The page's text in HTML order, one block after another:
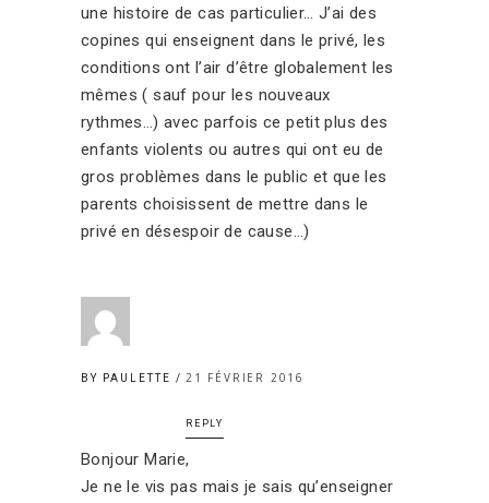
une histoire de cas particulier… J’ai des
copines qui enseignent dans le privé, les
conditions ont l’air d’être globalement les
mêmes ( sauf pour les nouveaux
rythmes…) avec parfois ce petit plus des
enfants violents ou autres qui ont eu de
gros problèmes dans le public et que les
parents choisissent de mettre dans le
privé en désespoir de cause…)
BY PAULETTE 21 FÉVRIER 2016
REPLY
Bonjour Marie,
Je ne le vis pas mais je sais qu’enseigner